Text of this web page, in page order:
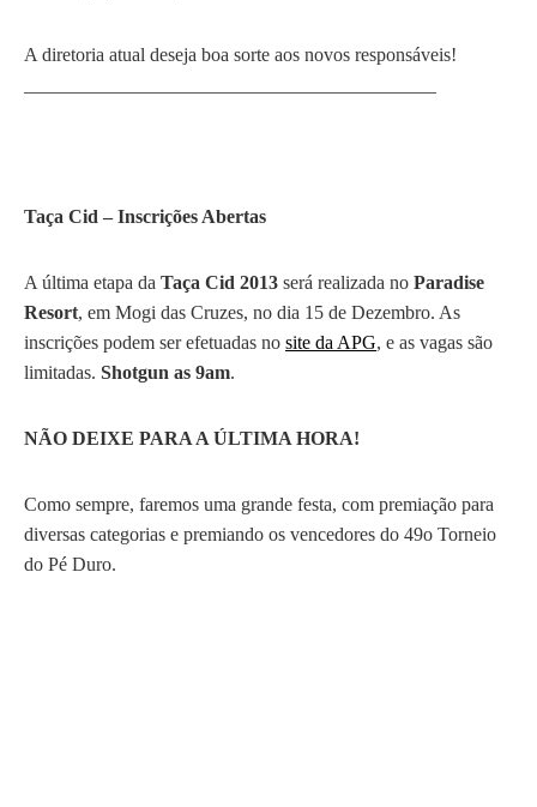
A diretoria atual deseja boa sorte aos novos responsáveis!
Taça Cid – Inscrições Abertas
A última etapa da Taça Cid 2013 será realizada no Paradise
Resort, em Mogi das Cruzes, no dia 15 de Dezembro. As
inscrições podem ser efetuadas no site da APG, e as vagas são
limitadas. Shotgun as 9am.
NÃO DEIXE PARA A ÚLTIMA HORA!
Como sempre, faremos uma grande festa, com premiação para
diversas categorias e premiando os vencedores do 49o Torneio
do Pé Duro.